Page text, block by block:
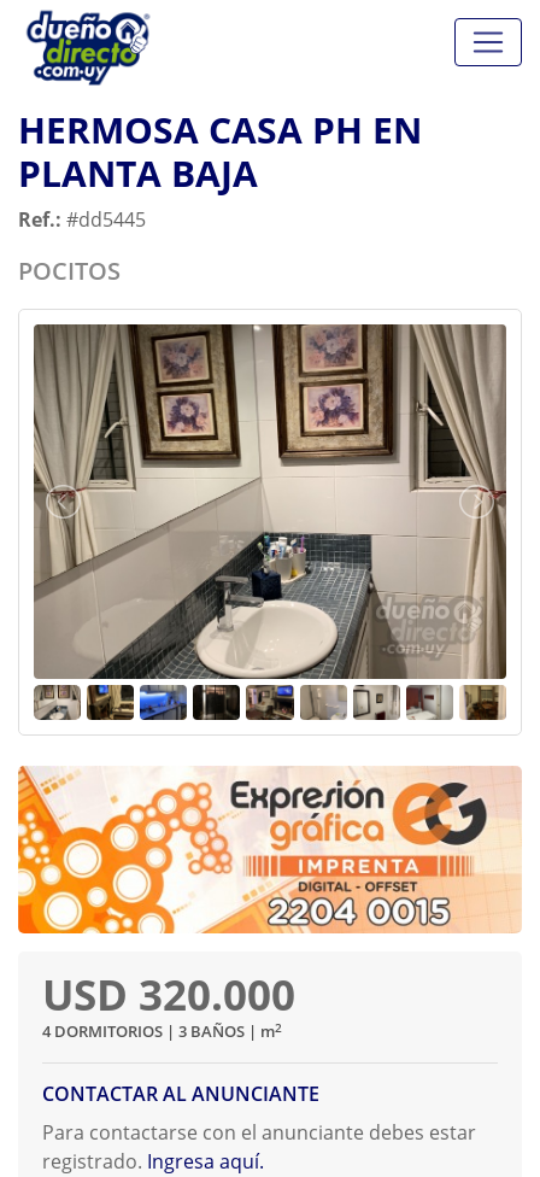
HERMOSA CASA PH EN
PLANTA BAJA
Ref.: #dd5445
POCITOS
USD 320.000
4 DORMITORIOS | 3 BAÑOS | m2
CONTACTAR AL ANUNCIANTE
Para contactarse con el anunciante debes estar
registrado. Ingresa aquí.